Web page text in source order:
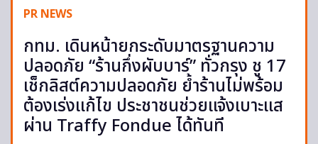
PR NEWS
กทม. เดินหน้ายกระดับมาตรฐานความ
ปลอดภัย “ร้านกึ่งผับบาร์” ทั่วกรุง ชู 17
เช็กลิสต์ความปลอดภัย ย้ำร้านไม่พร้อม
ต้องเร่งแก้ไข ประชาชนช่วยแจ้งเบาะแส
ผ่าน Traffy Fondue ได้ทันที